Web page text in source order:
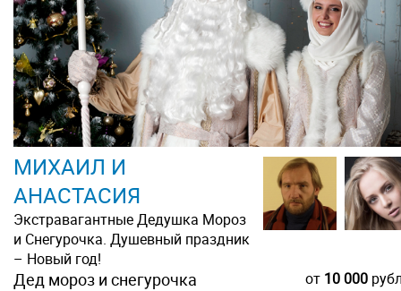
МИХАИЛ И
АНАСТАСИЯ
Экстравагантные Дедушка Мороз
и Снегурочка. Душевный праздник
– Новый год!
Дед мороз и снегурочка от 10 000